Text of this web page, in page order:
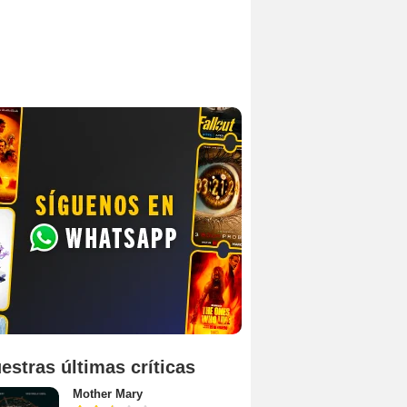
últimas críticas
Mother Mary